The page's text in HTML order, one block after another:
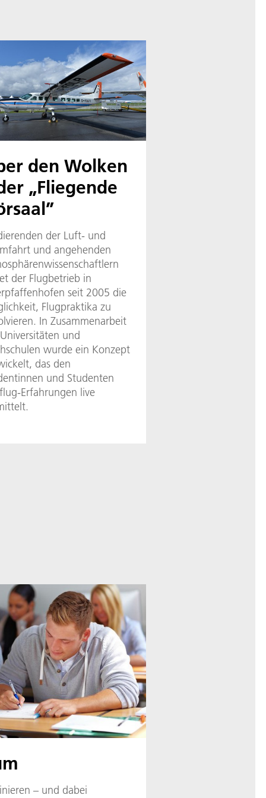
den Wolken
„Fliegende
der Luft- und
und angehenden
der Flugbetrieb in
seit 2005 die
Flugpraktika zu
In Zusammenarbeit
und
wurde ein Konzept
das den
und Studenten
Erfahrungen live
– und dabei